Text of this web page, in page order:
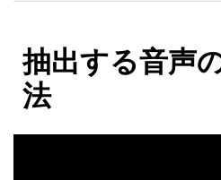
抽出する音声
法